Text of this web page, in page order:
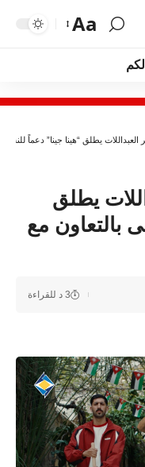
Aa
لكم
يطلق “هينا جينا” دعماً
يطلق
بالتعاون مع
3 د للقراءة